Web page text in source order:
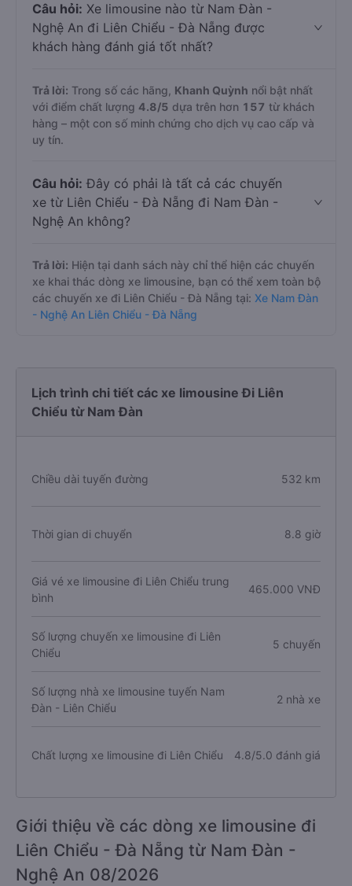
Câu hỏi: Xe limousine nào từ Nam Đàn -
Nghệ An đi Liên Chiểu - Đà Nẵng được
khách hàng đánh giá tốt nhất?
Trả lời: Trong số các hãng, Khanh Quỳnh nổi bật nhất
với điểm chất lượng 4.8/5 dựa trên hơn 157 từ khách
hàng – một con số minh chứng cho dịch vụ cao cấp và
uy tín.
Câu hỏi: Đây có phải là tất cả các chuyến
xe từ Liên Chiểu - Đà Nẵng đi Nam Đàn -
Nghệ An không?
Trả lời: Hiện tại danh sách này chỉ thể hiện các chuyến
xe khai thác dòng xe limousine, bạn có thể xem toàn bộ
các chuyến xe đi Liên Chiểu - Đà Nẵng tại: Xe Nam Đàn
- Nghệ An Liên Chiểu - Đà Nẵng
Lịch trình chi tiết các xe limousine Đi Liên
Chiểu từ Nam Đàn
Chiều dài tuyến đường 532 km
Thời gian di chuyển 8.8 giờ
Giá vé xe limousine đi Liên Chiểu trung
bình
465.000 VNĐ
Số lượng chuyến xe limousine đi Liên
Chiểu
5 chuyến
Số lượng nhà xe limousine tuyến Nam
Đàn - Liên Chiểu
2 nhà xe
Chất lượng xe limousine đi Liên Chiểu 4.8/5.0 đánh giá
Giới thiệu về các dòng xe limousine đi
Liên Chiểu - Đà Nẵng từ Nam Đàn -
Nghệ An 08/2026